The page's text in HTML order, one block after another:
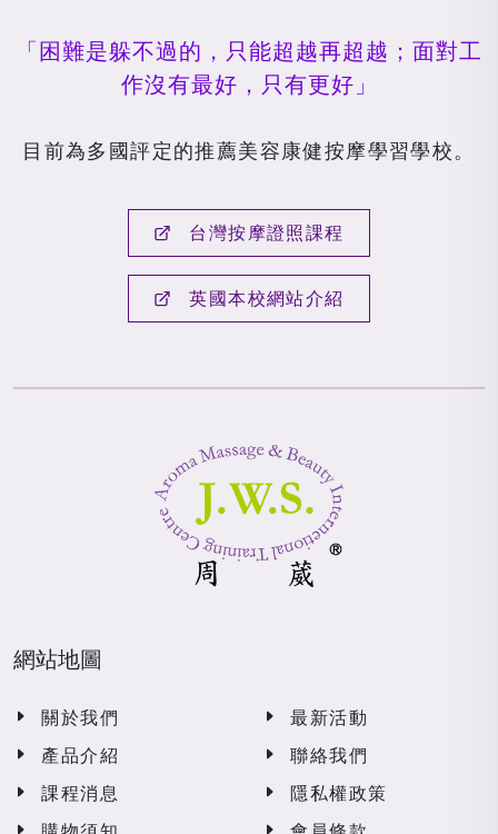
「困難是躲不過的，只能超越再超越；面對工
作沒有最好，只有更好」
目前為多國評定的推薦美容康健按摩學習學校。
台灣按摩證照課程
英國本校網站介紹
網站地圖
關於我們
產品介紹
課程消息
最新活動
聯絡我們
隱私權政策